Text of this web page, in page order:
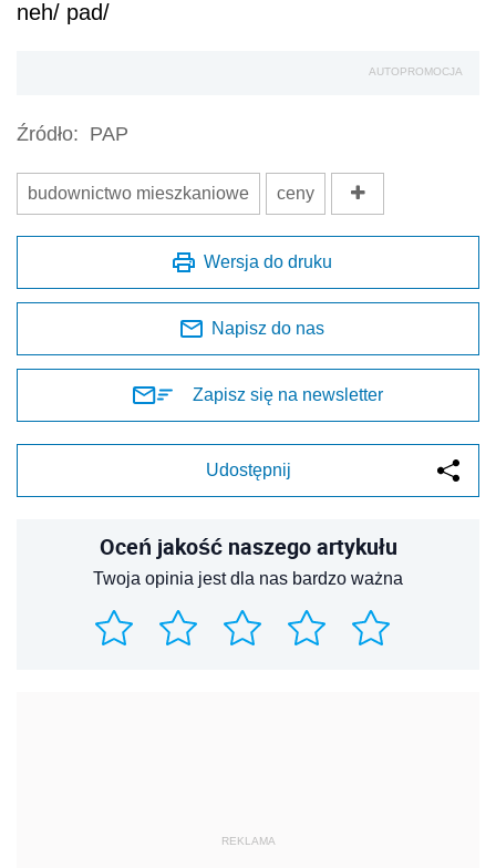
neh/ pad/
AUTOPROMOCJA
Źródło: PAP
budownictwo mieszkaniowe ceny
Wersja do druku
Napisz do nas
Zapisz się na newsletter
Udostępnij
Oceń jakość naszego artykułu
Twoja opinia jest dla nas bardzo ważna
REKLAMA